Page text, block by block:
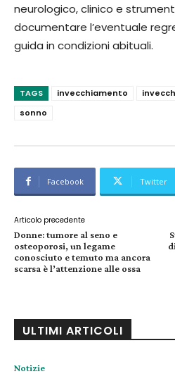
neurologico, clinico e
documentare l’eventuale
guida in condizioni abituali.
TAGS invecchiamento
sonno
Facebook Twitter
Articolo precedente
Donne: tumore al seno e
osteoporosi, un legame
conosciuto e temuto ma ancora
scarsa è l’attenzione alle ossa
ULTIMI ARTICOLI
Notizie